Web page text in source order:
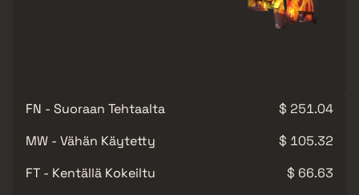
FN - Suoraan Tehtaalta
$ 251.04
MW - Vähän Käytetty
$ 105.32
FT - Kentällä Kokeiltu
$ 66.63